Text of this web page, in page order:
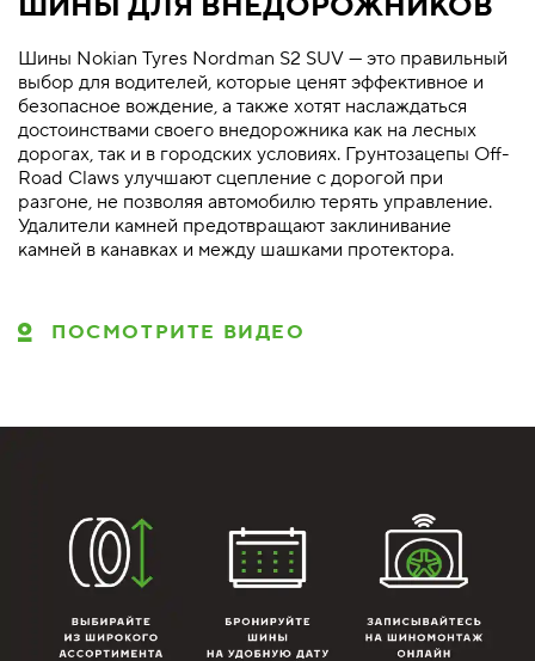
Шины Nokian Tyres Nordman S2 SUV — это правильный
выбор для водителей, которые ценят эффективное и
безопасное вождение, а также хотят наслаждаться
достоинствами своего внедорожника как на лесных
дорогах, так и в городских условиях. Грунтозацепы Off-
Road Claws улучшают сцепление с дорогой при
разгоне, не позволяя автомобилю терять управление.
Удалители камней предотвращают заклинивание
камней в канавках и между шашками протектора.
ПОСМОТРИТЕ ВИДЕО